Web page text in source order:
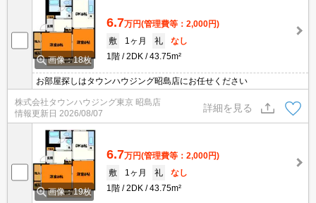
画像：18枚
6.7万円(管理費等：2,000円)
敷
1ヶ月 礼
なし
1階
2DK 43.75m²
お部屋探しはタウンハウジング昭島店にお任せください
株式会社タウンハウジング東京 昭島店
情報更新日 2026/08/07
詳細を見る
画像：19枚
6.7万円(管理費等：2,000円)
敷
1ヶ月 礼
なし
1階
2DK 43.75m²